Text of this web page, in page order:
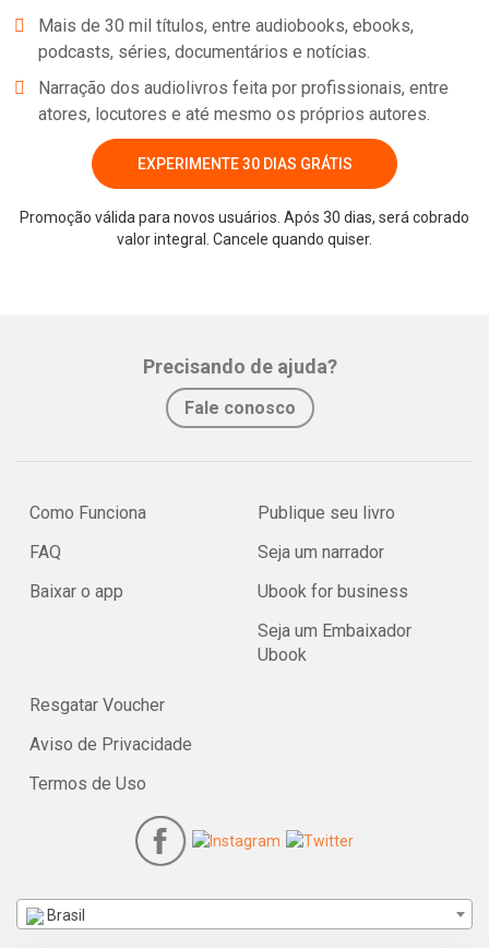
Mais de 30 mil títulos, entre audiobooks, ebooks,
podcasts, séries, documentários e notícias.
Narração dos audiolivros feita por profissionais, entre
atores, locutores e até mesmo os próprios autores.
EXPERIMENTE 30 DIAS GRÁTIS
Promoção válida para novos usuários. Após 30 dias, será cobrado
valor integral. Cancele quando quiser.
Precisando de ajuda?
Fale conosco
Como Funciona
FAQ
Baixar o app
Publique seu livro
Seja um narrador
Ubook for business
Seja um Embaixador
Ubook
Resgatar Voucher
Aviso de Privacidade
Termos de Uso
Brasil
Whatsapp Facebook Twitter